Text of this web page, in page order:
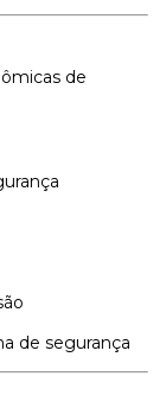
de
de segurança